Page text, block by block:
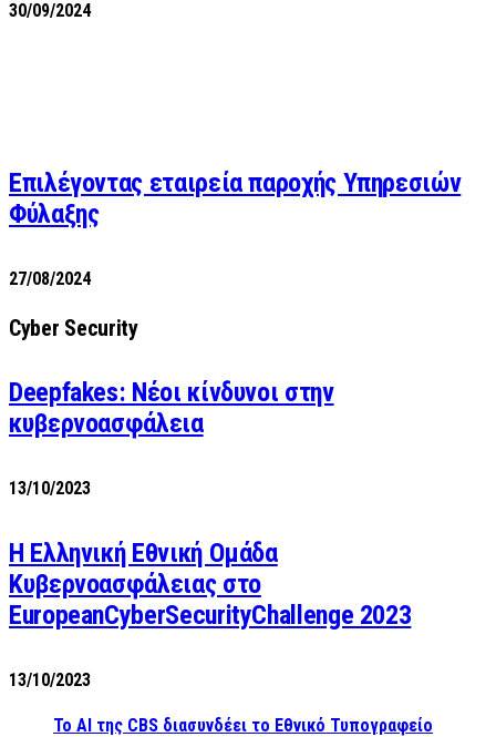
30/09/2024
Επιλέγοντας εταιρεία παροχής Υπηρεσιών
Φύλαξης
27/08/2024
Cyber Security
Deepfakes: Νέοι κίνδυνοι στην
κυβερνοασφάλεια
13/10/2023
Η Ελληνική Εθνική Ομάδα
Κυβερνοασφάλειας στο
EuropeanCyberSecurityChallenge 2023
13/10/2023
Το AI της CBS διασυνδέει το Εθνικό Τυπογραφείο